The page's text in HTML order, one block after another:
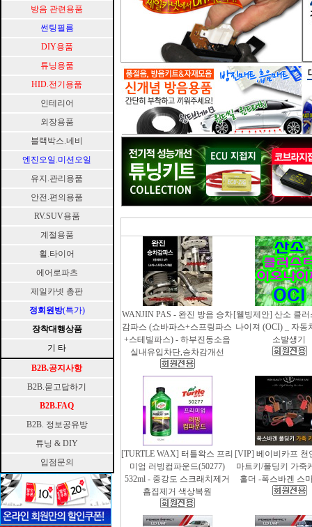
방음 관련용품
썬팅필름
DIY용품
튜닝용품
HID.전기용품
인테리어
외장용품
블랙박스.네비
엔진오일.미션오일
유지.관리용품
안전.편의용품
RV.SUV용품
계절용품
휠.타이어
에어로파츠
제일카넷 총판
정회원방(특가)
장착대행상품
기 타
B2B.공지사항
B2B.묻고답하기
B2B.FAQ
B2B. 정보공유방
튜닝 & DIY
입점문의
WANJIN PAS - 완진 방음 승차
감파스 (쇼바파스+스프링파스
+스테빌파스) - 하부진동소음
실내유입차단,승차감개선
[웰빙제안] 산소 클
나이져 (OCI) _ 자동
소발생기
[TURTLE WAX] 터틀왁스 프리
미엄 러빙컴파운드(50277)
532ml - 중강도 스크래치제거
흠집제거 색상복원
[VIP] 베이비카프 천
마트키/폴딩키 가죽
홀더 -폭스바겐 스